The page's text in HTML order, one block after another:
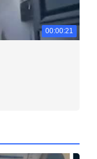
00:00:21